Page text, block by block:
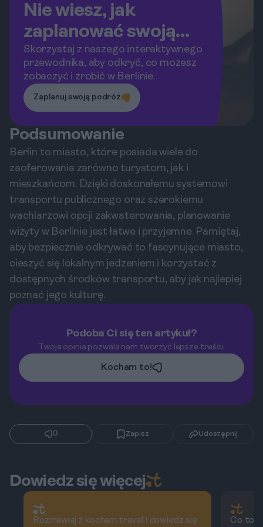
Nie wiesz, jak
zaplanować swoją
podróż do Berlina?
Skorzystaj z naszego interaktywnego
przewodnika, aby odkryć, co możesz
zobaczyć i zrobić w Berlinie.
Zaplanuj swoją podróż
Podsumowanie
Berlin to miasto, które posiada wiele do
zaoferowania zarówno turystom, jak i
mieszkańcom. Dzięki doskonałemu systemowi
transportu publicznego oraz szerokiemu
wachlarzowi opcji zakwaterowania, planowanie
wizyty w Berlinie jest łatwe i przyjemne. Pamiętaj,
aby bezpiecznie odkrywać to fascynujące miasto,
cieszyć się lokalnym jedzeniem i korzystać z
dostępnych środków transportu, aby jak najlepiej
poznać jego kulturę.
Podoba Ci się ten artykuł?
Twoja opinia pozwala nam tworzyć lepsze treści.
Kocham to!
0 Zapisz Udostępnij
Dowiedz się więcej
Rozmawiaj z kocham.travel i dowiedz się
Co to